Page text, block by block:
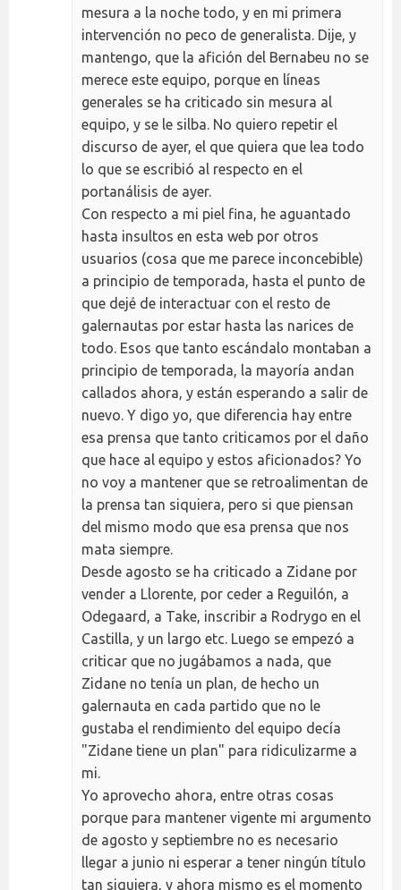
mesura a la noche todo, y en mi primera
intervención no peco de generalista. Dije, y
mantengo, que la afición del Bernabeu no se
merece este equipo, porque en líneas
generales se ha criticado sin mesura al
equipo, y se le silba. No quiero repetir el
discurso de ayer, el que quiera que lea todo
lo que se escribió al respecto en el
portanálisis de ayer.
Con respecto a mi piel fina, he aguantado
hasta insultos en esta web por otros
usuarios (cosa que me parece inconcebible)
a principio de temporada, hasta el punto de
que dejé de interactuar con el resto de
galernautas por estar hasta las narices de
todo. Esos que tanto escándalo montaban a
principio de temporada, la mayoría andan
callados ahora, y están esperando a salir de
nuevo. Y digo yo, que diferencia hay entre
esa prensa que tanto criticamos por el daño
que hace al equipo y estos aficionados? Yo
no voy a mantener que se retroalimentan de
la prensa tan siquiera, pero si que piensan
del mismo modo que esa prensa que nos
mata siempre.
Desde agosto se ha criticado a Zidane por
vender a Llorente, por ceder a Reguilón, a
Odegaard, a Take, inscribir a Rodrygo en el
Castilla, y un largo etc. Luego se empezó a
criticar que no jugábamos a nada, que
Zidane no tenía un plan, de hecho un
galernauta en cada partido que no le
gustaba el rendimiento del equipo decía
"Zidane tiene un plan" para ridiculizarme a
mi.
Yo aprovecho ahora, entre otras cosas
porque para mantener vigente mi argumento
de agosto y septiembre no es necesario
llegar a junio ni esperar a tener ningún título
tan siquiera, y ahora mismo es el momento